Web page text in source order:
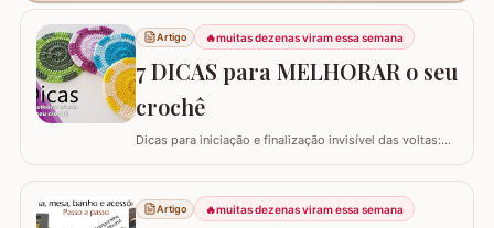
Artigo 🔥muitas dezenas viram essa semana
7 DICAS para MELHORAR o seu
crochê
Dicas para iniciação e finalização invisível das voltas:
garante um acabamento quase imperceptível nas
iniciações e finalizações das voltas, resultando em um
trabalho mais elegante. Variações de pontos com o
Artigo 🔥muitas dezenas viram essa semana